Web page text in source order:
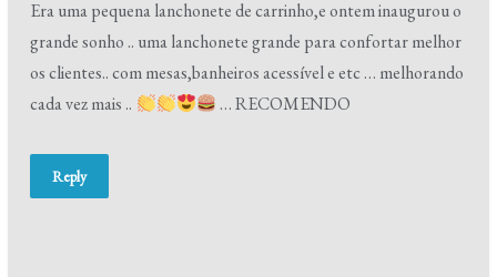
Era uma pequena lanchonete de carrinho,e ontem inaugurou o
grande sonho .. uma lanchonete grande para confortar melhor
os clientes.. com mesas,banheiros acessível e etc … melhorando
cada vez mais ..
… RECOMENDO
Reply